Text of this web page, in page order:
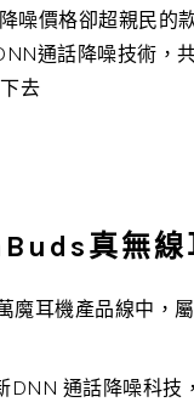
噪價格卻超親民
通話降噪技術，
去
真無線
耳機產品線中，
DNN 通話降噪科技